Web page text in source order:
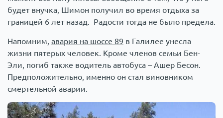
будет внучка, Шимон получил во время отдыха за
границей 6 лет назад. Радости тогда не было предела.
Напомним, авария на шоссе 89 в Галилее унесла
жизни пятерых человек. Кроме членов семьи Бен-
Эли, погиб также водитель автобуса – Ашер Бесон.
Предположительно, именно он стал виновником
смертельной аварии.